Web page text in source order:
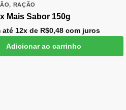
, RAÇÃO
Mais Sabor 150g
até 12x de R$0,48com juros
Adicionar ao carrinho